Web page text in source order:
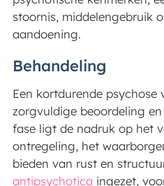
stoornis, middelengebruik
aandoening.
Behandeling
Een kortdurende
zorgvuldige beoordeling
fase ligt de nadruk op het
ontregeling, het
bieden van rust en
antipsychotica ingezet,